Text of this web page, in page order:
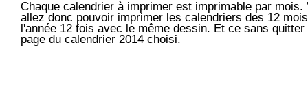
Chaque calendrier à imprimer est imprimable par mois.
allez donc pouvoir imprimer les calendriers des 12
l'année 12 fois avec le même dessin. Et ce sans quitter
page du calendrier 2014 choisi.